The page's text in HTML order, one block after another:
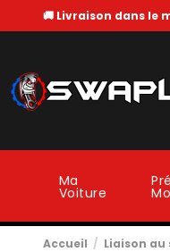
🚚 Livraison dans le
Ma
Voiture
Accueil Liaison